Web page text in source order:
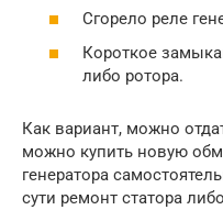
Сгорело реле
Короткое
либо ротора.
Как вариант, можно
можно купить новую
генератора
сути ремонт статора